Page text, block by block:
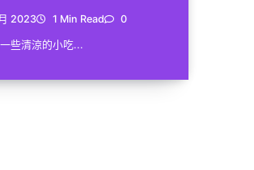
2023 1 Min Read 0
些清涼的小吃...